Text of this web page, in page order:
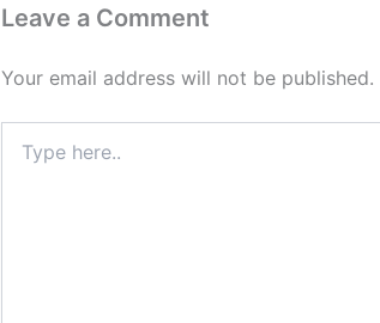
Leave a Comment
Your email address will not be published.
here..